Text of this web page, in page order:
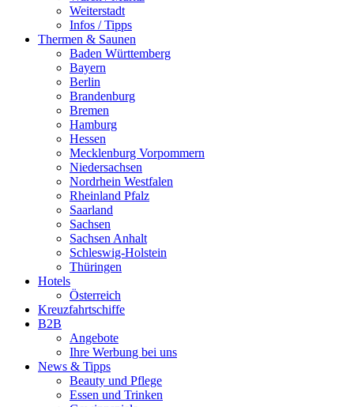
Weiterstadt
Infos / Tipps
Thermen & Saunen
Baden Württemberg
Bayern
Berlin
Brandenburg
Bremen
Hamburg
Hessen
Mecklenburg Vorpommern
Niedersachsen
Nordrhein Westfalen
Rheinland Pfalz
Saarland
Sachsen
Sachsen Anhalt
Schleswig-Holstein
Thüringen
Hotels
Österreich
Kreuzfahrtschiffe
B2B
Angebote
Ihre Werbung bei uns
News & Tipps
Beauty und Pflege
Essen und Trinken